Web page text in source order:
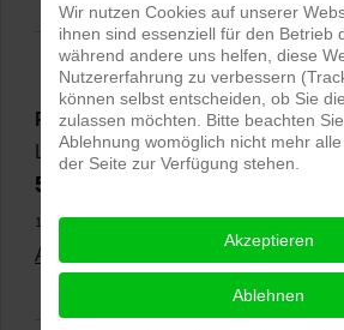
PRO-ducto GmbH , Fotografie und
Lichtenau
5,0
11.01.2026)
Alle Rezensionen ansehen
Wir nutzen Cookies auf unserer
ihnen sind essenziell für den Betrieb
während andere uns helfen, diese
Nutzererfahrung zu verbessern
können selbst entscheiden, ob Sie
zulassen möchten. Bitte beachten
Ablehnung womöglich nicht mehr
der Seite zur Verfügung stehen.
Akzeptieren
Ablehnen